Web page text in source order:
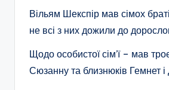
Вільям Шекспір мав сімох
не всі з них дожили до
Щодо особистої сім’ї – мав
Сюзанну та близнюків Гемнет і